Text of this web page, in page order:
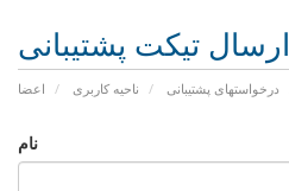
ارسال تیکت پشتیبانی
اعضا ناحیه کاربری درخواستهای پشتیبانی
نام